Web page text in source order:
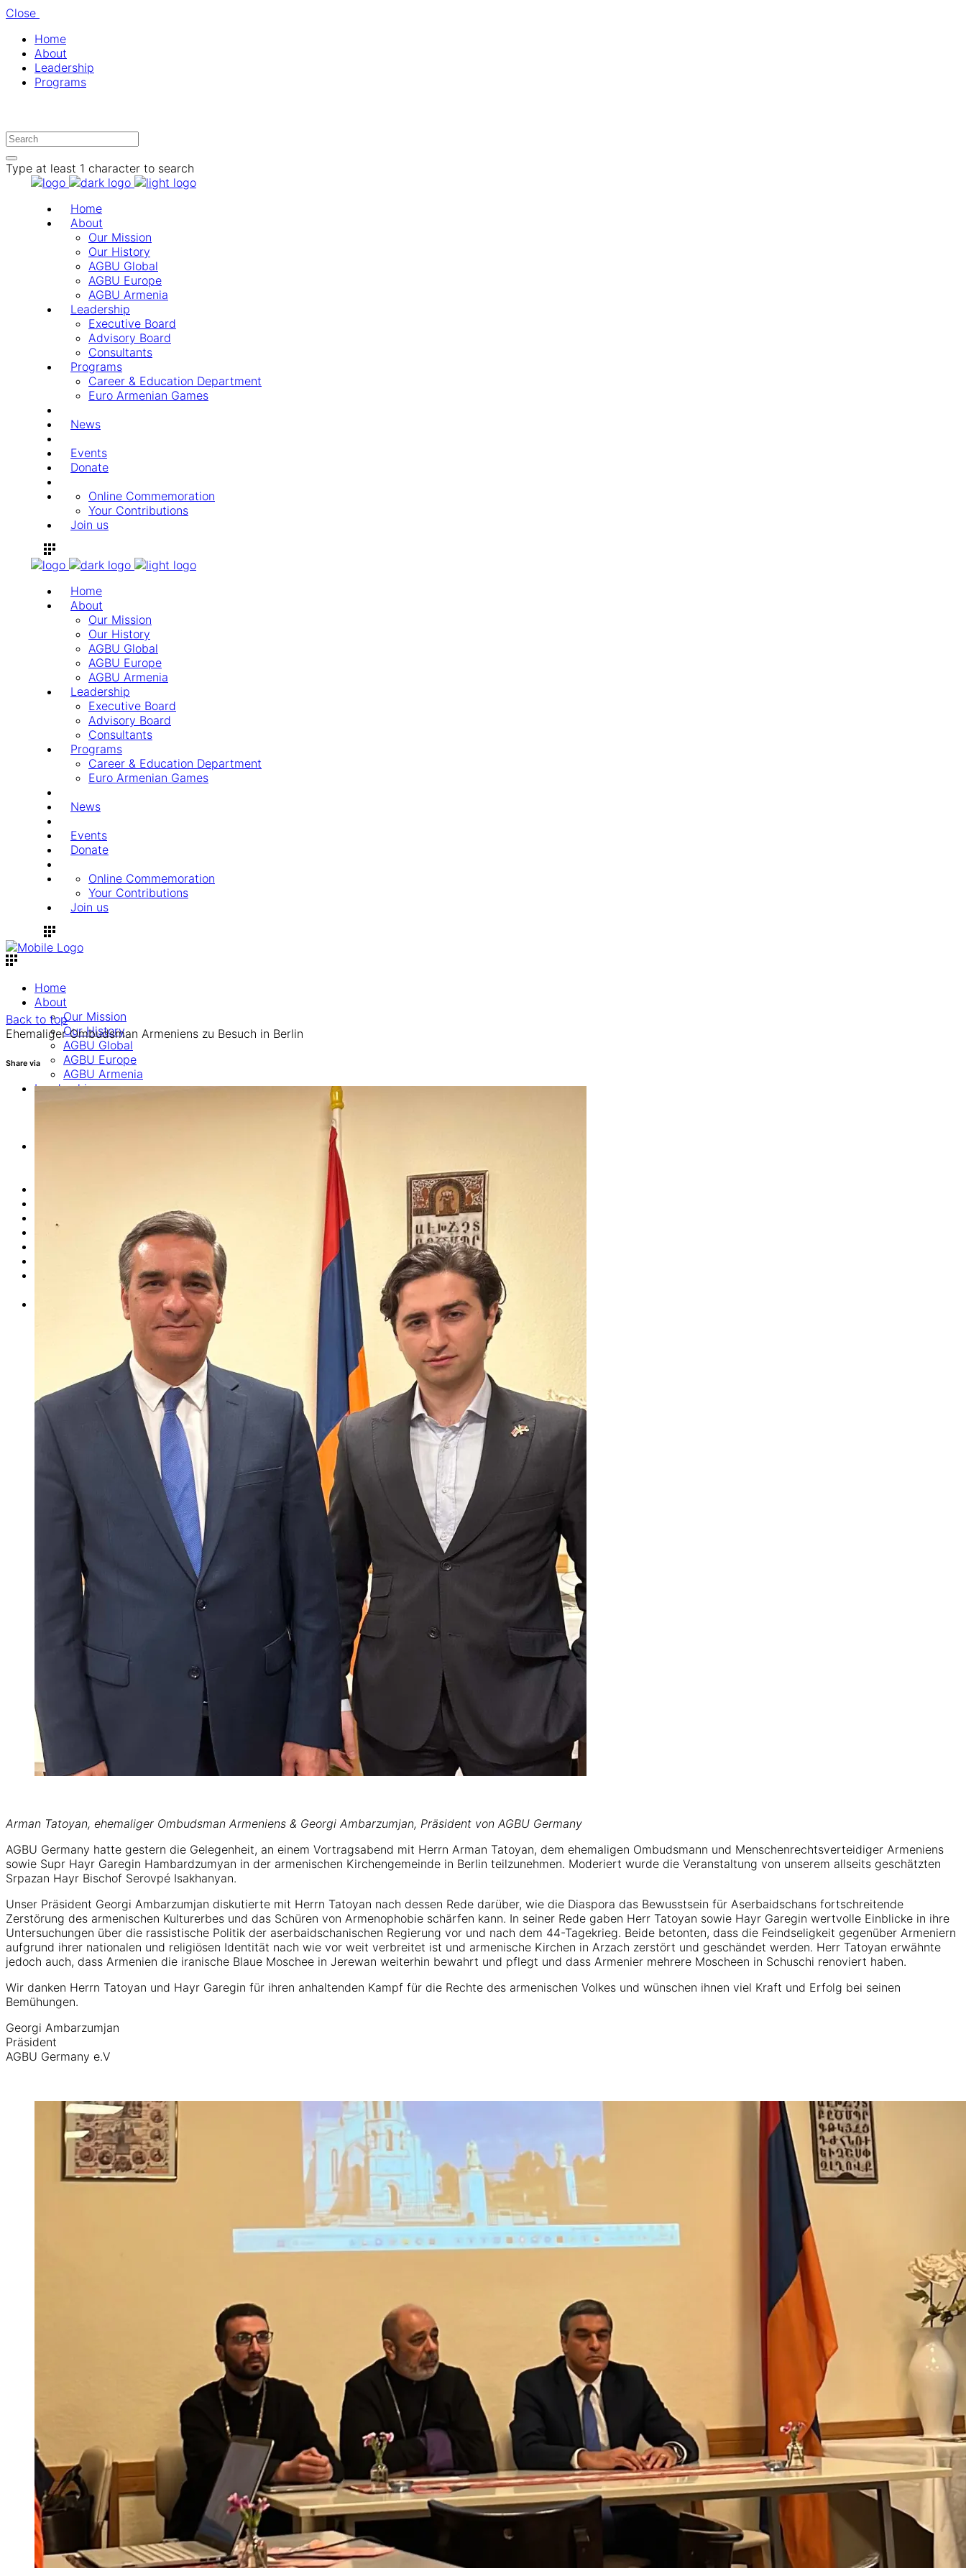
Close
Home
About
Leadership
Programs
Type at least 1 character to search
Home
About
Our Mission
Our History
AGBU Global
AGBU Europe
AGBU Armenia
Leadership
Executive Board
Advisory Board
Consultants
Programs
Career & Education Department
Euro Armenian Games
News
Events
Donate
Online Commemoration
Your Contributions
Join us
Home
About
Our Mission
Our History
AGBU Global
AGBU Europe
AGBU Armenia
Leadership
Executive Board
Advisory Board
Consultants
Programs
Career & Education Department
Euro Armenian Games
News
Events
Donate
Online Commemoration
Your Contributions
Join us
Home
About
Our Mission
Our History
AGBU Global
AGBU Europe
AGBU Armenia
Leadership
Events
Online Commemoration
Your Contributions
Back to top
Ehemaliger Ombudsman Armeniens zu Besuch in Berlin
Share via
Arman Tatoyan, ehemaliger Ombudsman Armeniens & Georgi Ambarzumjan, Präsident von AGBU Germany
AGBU Germany hatte gestern die Gelegenheit, an einem Vortragsabend mit Herrn Arman Tatoyan, dem ehemaligen Ombudsmann und Menschenrechtsverteidiger Armeniens
sowie Supr Hayr Garegin Hambardzumyan in der armenischen Kirchengemeinde in Berlin teilzunehmen. Moderiert wurde die Veranstaltung von unserem allseits geschätzten
Srpazan Hayr Bischof Serovpé Isakhanyan.
Unser Präsident Georgi Ambarzumjan diskutierte mit Herrn Tatoyan nach dessen Rede darüber, wie die Diaspora das Bewusstsein für Aserbaidschans fortschreitende
Zerstörung des armenischen Kulturerbes und das Schüren von Armenophobie schärfen kann. In seiner Rede gaben Herr Tatoyan sowie Hayr Garegin wertvolle Einblicke in ihre
Untersuchungen über die rassistische Politik der aserbaidschanischen Regierung vor und nach dem 44-Tagekrieg. Beide betonten, dass die Feindseligkeit gegenüber Armeniern
aufgrund ihrer nationalen und religiösen Identität nach wie vor weit verbreitet ist und armenische Kirchen in Arzach zerstört und geschändet werden. Herr Tatoyan erwähnte
jedoch auch, dass Armenien die iranische Blaue Moschee in Jerewan weiterhin bewahrt und pflegt und dass Armenier mehrere Moscheen in Schuschi renoviert haben.
Wir danken Herrn Tatoyan und Hayr Garegin für ihren anhaltenden Kampf für die Rechte des armenischen Volkes und wünschen ihnen viel Kraft und Erfolg bei seinen
Bemühungen.
Georgi Ambarzumjan
Präsident
AGBU Germany e.V